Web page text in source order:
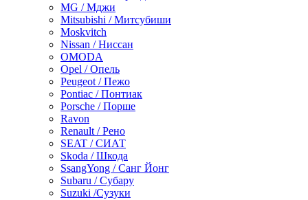
MG / Мджи
Mitsubishi / Митсубиши
Moskvitch
Nissan / Ниссан
OMODA
Opel / Опель
Peugeot / Пежо
Pontiac / Понтиак
Porsche / Порше
Ravon
Renault / Рено
SEAT / СИАТ
Skoda / Шкода
SsangYong / Санг Йонг
Subaru / Субару
Suzuki /Сузуки